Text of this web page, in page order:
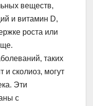
веществ,
и витамин D,
роста или
таких
и сколиоз, могут
Эти
с